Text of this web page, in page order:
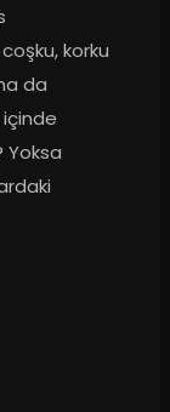
coşku, korku
da
içinde
Yoksa